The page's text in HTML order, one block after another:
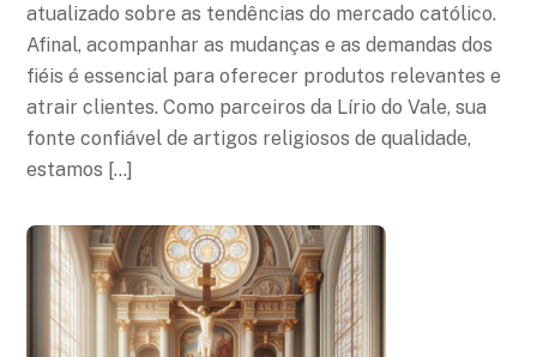
atualizado sobre as tendências do mercado católico.
Afinal, acompanhar as mudanças e as demandas dos
fiéis é essencial para oferecer produtos relevantes e
atrair clientes. Como parceiros da Lírio do Vale, sua
fonte confiável de artigos religiosos de qualidade,
estamos […]